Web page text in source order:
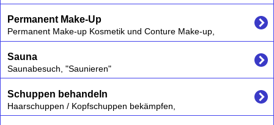
Permanent Make-Up
Permanent Make-up Kosmetik und Conture Make-up,
Sauna
Saunabesuch, "Saunieren"
Schuppen behandeln
Haarschuppen / Kopfschuppen bekämpfen,